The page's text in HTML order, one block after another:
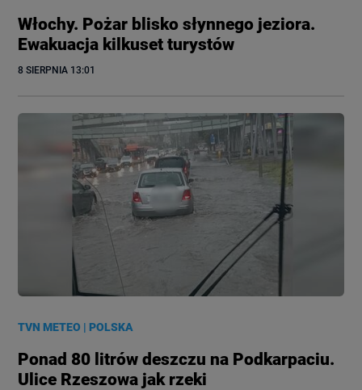
Włochy. Pożar blisko słynnego jeziora.
Ewakuacja kilkuset turystów
8 SIERPNIA 13:01
TVN METEO |POLSKA
Ponad 80 litrów deszczu na Podkarpaciu.
Ulice Rzeszowa jak rzeki